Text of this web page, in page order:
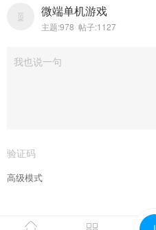
微端单机游戏
主题:978 帖子:1127
点击重新加载
高级模式
discuz模板
 